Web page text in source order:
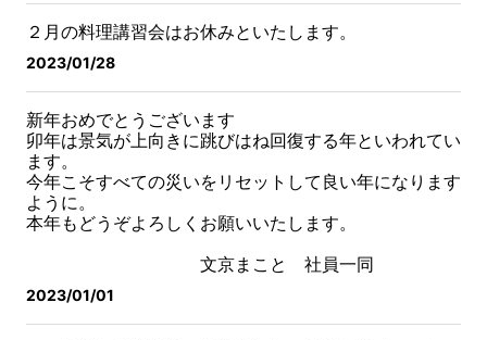
２月の料理講習会はお休みといたします。
2023/01/28
新年おめでとうございます
卯年は景気が上向きに跳びはね回復する年といわれてい
ます。
今年こそすべての災いをリセットして良い年になります
ように。
本年もどうぞよろしくお願いいたします。
文京まこと 社員一同
2023/01/01